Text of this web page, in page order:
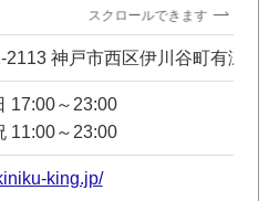
スクロールできます
2113 神戸市西区伊川谷町有瀬
～23:00
11:00～23:00
king.jp/